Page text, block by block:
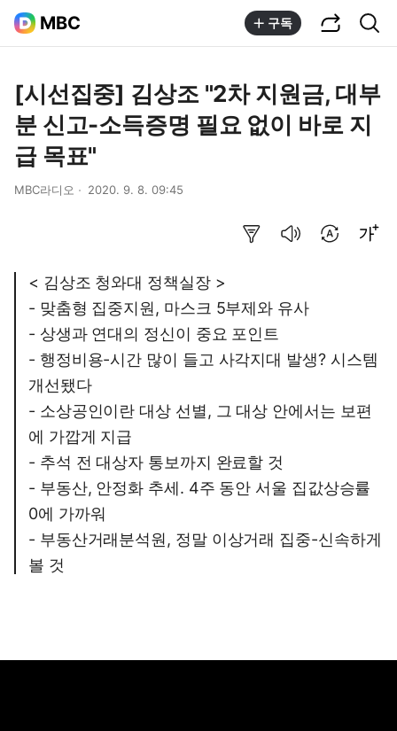
MBC 구독
[시선집중] 김상조 "2차 지원금, 대부
분 신고-소득증명 필요 없이 바로 지
급 목표"
MBC라디오 2020. 9. 8. 09:45
< 김상조 청와대 정책실장 >
- 맞춤형 집중지원, 마스크 5부제와 유사
- 상생과 연대의 정신이 중요 포인트
- 행정비용-시간 많이 들고 사각지대 발생? 시스템
개선됐다
- 소상공인이란 대상 선별, 그 대상 안에서는 보편
에 가깝게 지급
- 추석 전 대상자 통보까지 완료할 것
- 부동산, 안정화 추세. 4주 동안 서울 집값상승률
0에 가까워
- 부동산거래분석원, 정말 이상거래 집중-신속하게
볼 것